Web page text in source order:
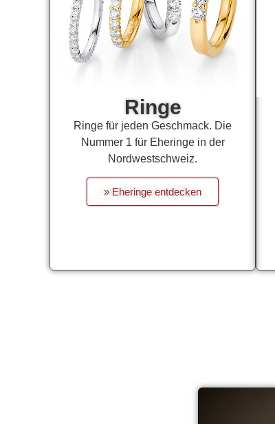
Ringe
Ringe für jeden Geschmack. Die
Nummer 1 für Eheringe in der
Nordwestschweiz.
» Eheringe entdecken